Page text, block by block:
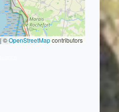
|©OpenStreetMapcontributors